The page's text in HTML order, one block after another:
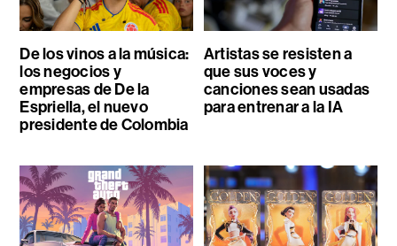
De los vinos a la música:
los negocios y
empresas de De la
Espriella, el nuevo
presidente de Colombia
Artistas se resisten a
que sus voces y
canciones sean usadas
para entrenar a la IA